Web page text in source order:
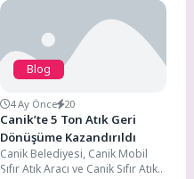
Blog
4 Ay Önce 20
Canik’te 5 Ton Atık Geri
Dönüşüme Kazandırıldı
Canik Belediyesi, Canik Mobil
Sıfır Atık Aracı ve Canik Sıfır Atık